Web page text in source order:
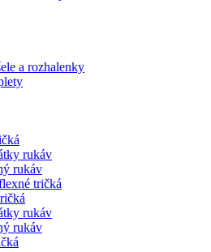
a rozhalenky
rukáv
rukáv
tričká
rukáv
rukáv